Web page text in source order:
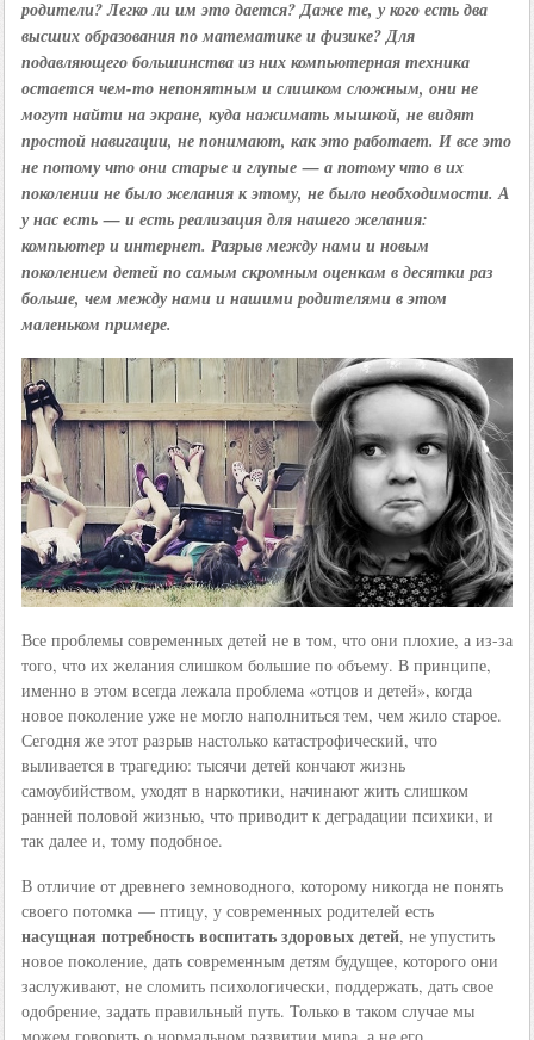
родители? Легко ли им это дается? Даже те, у кого есть два
высших образования по математике и физике? Для
подавляющего большинства из них компьютерная техника
остается чем-то непонятным и слишком сложным, они не
могут найти на экране, куда нажимать мышкой, не видят
простой навигации, не понимают, как это работает. И все это
не потому что они старые и глупые — а потому что в их
поколении не было желания к этому, не было необходимости. А
у нас есть — и есть реализация для нашего желания:
компьютер и интернет. Разрыв между нами и новым
поколением детей по самым скромным оценкам в десятки раз
больше, чем между нами и нашими родителями в этом
маленьком примере.
Все проблемы современных детей не в том, что они плохие, а из-за
того, что их желания слишком большие по объему. В принципе,
именно в этом всегда лежала проблема «отцов и детей», когда
новое поколение уже не могло наполниться тем, чем жило старое.
Сегодня же этот разрыв настолько катастрофический, что
выливается в трагедию: тысячи детей кончают жизнь
самоубийством, уходят в наркотики, начинают жить слишком
ранней половой жизнью, что приводит к деградации психики, и
так далее и, тому подобное.
В отличие от древнего земноводного, которому никогда не понять
своего потомка — птицу, у современных родителей есть
насущная потребность воспитать здоровых детей, не упустить
новое поколение, дать современным детям будущее, которого они
заслуживают, не сломить психологически, поддержать, дать свое
одобрение, задать правильный путь. Только в таком случае мы
можем говорить о нормальном развитии мира, а не его